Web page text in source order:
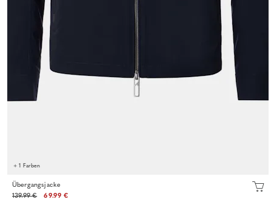
+ 1 Farben
Übergangsjacke
139.99 €
69.99 €